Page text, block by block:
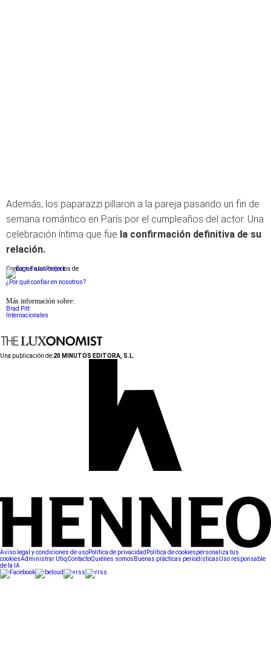
Además, los paparazzi pillaron a la pareja pasando un fin de
semana romántico en París por el cumpleaños del actor. Una
celebración íntima que fue la confirmación definitiva de su
relación.
Conforme a los criterios de
¿Por qué confiar en nosotros?
Más información sobre:
Brad Pitt
Internacionales
Una publicación de:20 MINUTOS EDITORA, S.L.
Aviso legal y condiciones de usoPolítica de privacidad Política de cookiespersonaliza tus
cookiesAdministrar UtiqContactoQuiénes somos Buenas prácticas periodísticasUso responsable
de la IA